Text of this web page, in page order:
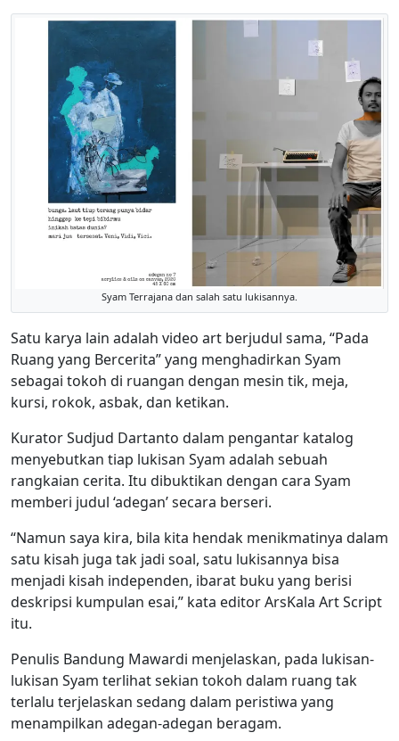
Syam Terrajana dan salah satu lukisannya.
Satu karya lain adalah video art berjudul sama, “Pada
Ruang yang Bercerita” yang menghadirkan Syam
sebagai tokoh di ruangan dengan mesin tik, meja,
kursi, rokok, asbak, dan ketikan.
Kurator Sudjud Dartanto dalam pengantar katalog
menyebutkan tiap lukisan Syam adalah sebuah
rangkaian cerita. Itu dibuktikan dengan cara Syam
memberi judul ‘adegan’ secara berseri.
“Namun saya kira, bila kita hendak menikmatinya dalam
satu kisah juga tak jadi soal, satu lukisannya bisa
menjadi kisah independen, ibarat buku yang berisi
deskripsi kumpulan esai,” kata editor ArsKala Art Script
itu.
Penulis Bandung Mawardi menjelaskan, pada lukisan-
lukisan Syam terlihat sekian tokoh dalam ruang tak
terlalu terjelaskan sedang dalam peristiwa yang
menampilkan adegan-adegan beragam.